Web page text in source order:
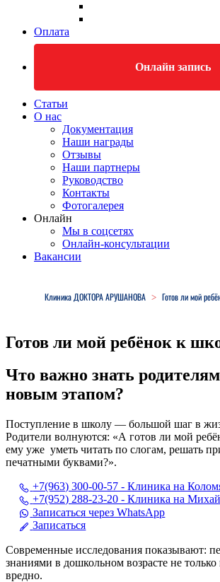
Оплата
Онлайн запись
Статьи
О нас
Документация
Наши награды
Отзывы
Наши партнеры
Руководство
Контакты
Фотогалерея
Онлайн
Мы в соцсетях
Онлайн-консультации
Вакансии
Клиника ДОКТОРА АРУШАНОВА > Готов ли мой
Готов ли мой ребёнок к
Что важно знать
новым этапом?
Поступление в школу — большой шаг в
Родители волнуются: «А готов ли мой
ему уже уметь читать по слогам, решать
печатными буквами?».
+7(963) 300-00-57 - Клиника на
+7(952) 288-23-20 - Клиника на
Записаться через WhatsApp
Записаться
Современные исследования показывают:
знаниями в дошкольном возрасте не
вредно.